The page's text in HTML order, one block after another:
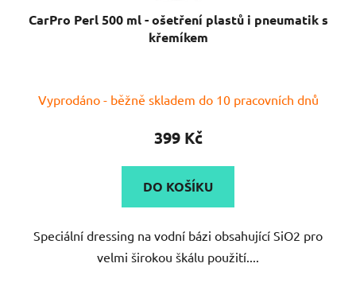
CarPro Perl 500 ml - ošetření plastů i pneumatik s
křemíkem
hodnocení
produktu
4,9
z
hvězdiček.
Vyprodáno - běžně skladem do 10 pracovních dnů
399 Kč
DO KOŠÍKU
Speciální dressing na vodní bázi obsahující SiO2 pro
velmi širokou škálu použití....